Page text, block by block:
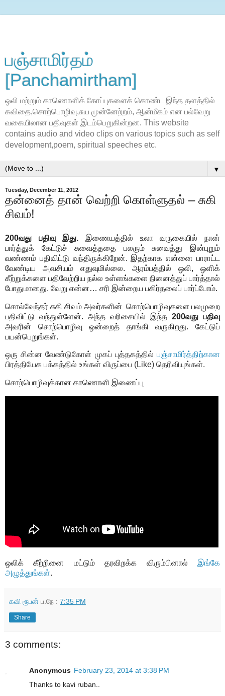
பஞ்சாமிர்தம்
[Panchamirtham]
ஒலி மற்றும் காணொளிக் கோப்புகளைக் கொண்ட இந்த தளத்தில்
கவிதை,சொற்பொழிவு,சுய முன்னேற்றம், ஆன்மீகம் என பல்வேறு
வகையிலான பதிவுகள் இடம்பெறுகின்றன. This website
contains audio and video clips on various topics such as self
development,poem, spiritual speeches etc.
▼
Tuesday, December 11, 2012
தன்னைத் தான் வெற்றி கொள்ளுதல் – சுகி
சிவம்!
200வது பதிவு இது. இணையத்தில் உலா வருகையில் நான்
பார்த்துக் கேட்டுச் சுவைத்ததை பலரும் சுவைத்து இன்புறும்
வண்ணம் பதிவிட்டு வந்திருக்கிறேன். இதற்காக என்னை பாராட்ட
வேண்டிய அவசியம் எதுவுமில்லை. ஆரம்பத்தில் ஒலி, ஒளிக்
கீற்றுக்களை பதிவேற்றிய நல்ல உள்ளங்களை நினைத்துப் பார்த்தால்
போதுமானது. வேறு என்ன… சரி இன்றைய பகிர்தலைப் பார்ப்போம்.
சொல்வேந்தர் சுகி சிவம் அவர்களின் சொற்பொழிவுகளை பலமுறை
பதிவிட்டு வந்துள்ளேன். அந்த வரிசையில் இந்த 200வது பதிவு
அவரின் சொற்பொழிவு ஒன்றைத் தாங்கி வருகிறது. கேட்டுப்
பயன்பெறுங்கள்.
ஒரு சின்ன வேண்டுகோள் முகப் புத்தகத்தில் பஞ்சாமிர்த்திற்கான
பிரத்தியேக பக்கத்தில் உங்கள் விருப்பை (Like) தெரிவியுங்கள்.
சொற்பொழிவுக்கான காணொளி இணைப்பு
ஒலிக் கீற்றினை மட்டும் தரவிறக்க விரும்பினால் இங்கே
அழுத்துங்கள்.
கவி ரூபன் ப.நே : 7:35 PM
Share
3 comments:
Anonymous February 23, 2014 at 3:38 PM
Thanks to kavi ruban..